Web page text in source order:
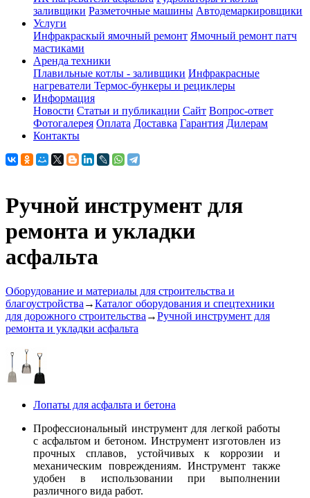
заливщики Разметочные машины Автодемаркировщики
Услуги
Инфракраскый ямочный ремонт Ямочный ремонт патч
мастиками
Аренда техники
Плавильные котлы - заливщики Инфракрасные
нагреватели Термос-бункеры и рециклеры
Информация
Новости Статьи и публикации Сайт Вопрос-ответ
Фотогалерея Оплата Доставка Гарантия Дилерам
Контакты
Ручной инструмент для
ремонта и укладки
асфальта
Оборудование и материалы для строительства и
благоустройства →Каталог оборудования и спецтехники
для дорожного строительства →Ручной инструмент для
ремонта и укладки асфальта
Лопаты для асфальта и бетона
Профессиональный инструмент для легкой работы
с асфальтом и бетоном. Инструмент изготовлен из
прочных сплавов, устойчивых к коррозии и
механическим повреждениям. Инструмент также
удобен в использовании при выполнении
различного вида работ.